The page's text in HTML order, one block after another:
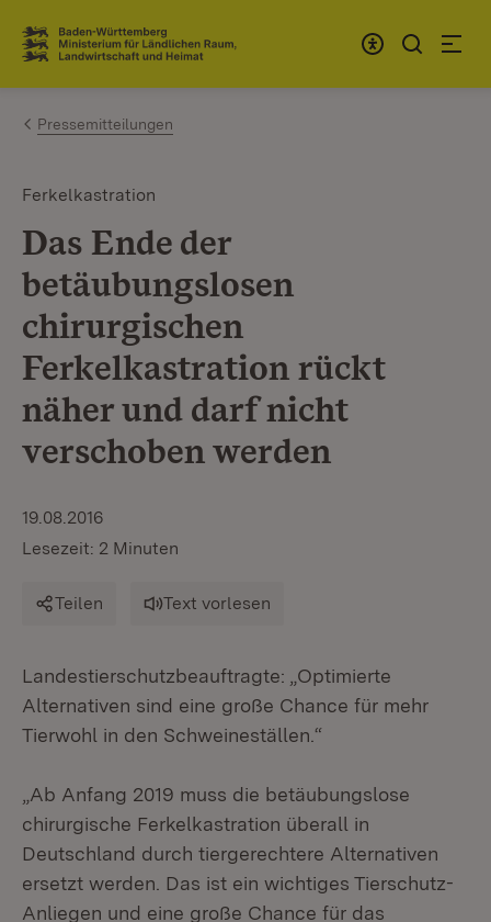
Zum Inhalt springen
Link zur Startseite
Pressemitteilungen
Ferkelkastration
Das Ende der
betäubungslosen
chirurgischen
Ferkelkastration rückt
näher und darf nicht
verschoben werden
19.08.2016
Lesezeit: 2 Minuten
Teilen Text vorlesen
Landestierschutzbeauftragte: „Optimierte
Alternativen sind eine große Chance für mehr
Tierwohl in den Schweineställen.“
„Ab Anfang 2019 muss die betäubungslose
chirurgische Ferkelkastration überall in
Deutschland durch tiergerechtere Alternativen
ersetzt werden. Das ist ein wichtiges Tierschutz-
Anliegen und eine große Chance für das